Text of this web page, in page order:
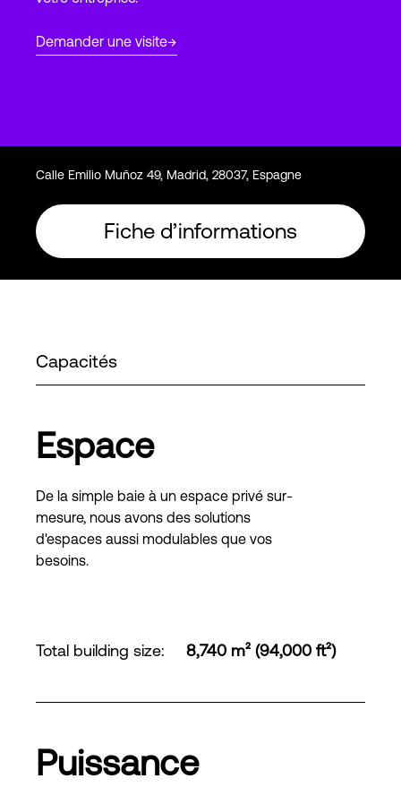
Connexion
Demander une visite
Calle Emilio Muñoz 49, Madrid, 28037, Espagne
Fiche d’informations
Capacités
Espace
De la simple baie à un espace privé sur-
mesure, nous avons des solutions
d'espaces aussi modulables que vos
besoins.
Total building size: 8,740 m² (94,000 ft²)
Puissance